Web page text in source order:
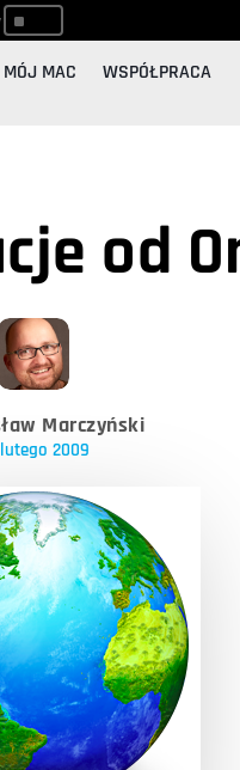
^
MÓJ MAC WSPÓŁPRACA
od
Marczyński
2009